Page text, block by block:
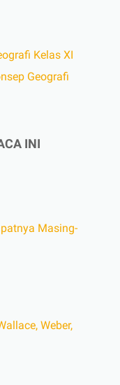
Kelas XI
Geografi
INI
Masing-
Weber,